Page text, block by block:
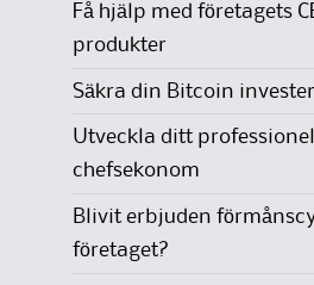
Få hjälp med företagets
produkter
Säkra din Bitcoin
Utveckla ditt
chefsekonom
Blivit erbjuden
företaget?